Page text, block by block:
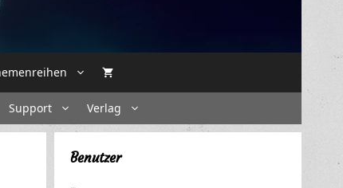
Support Verlag
Benutzer